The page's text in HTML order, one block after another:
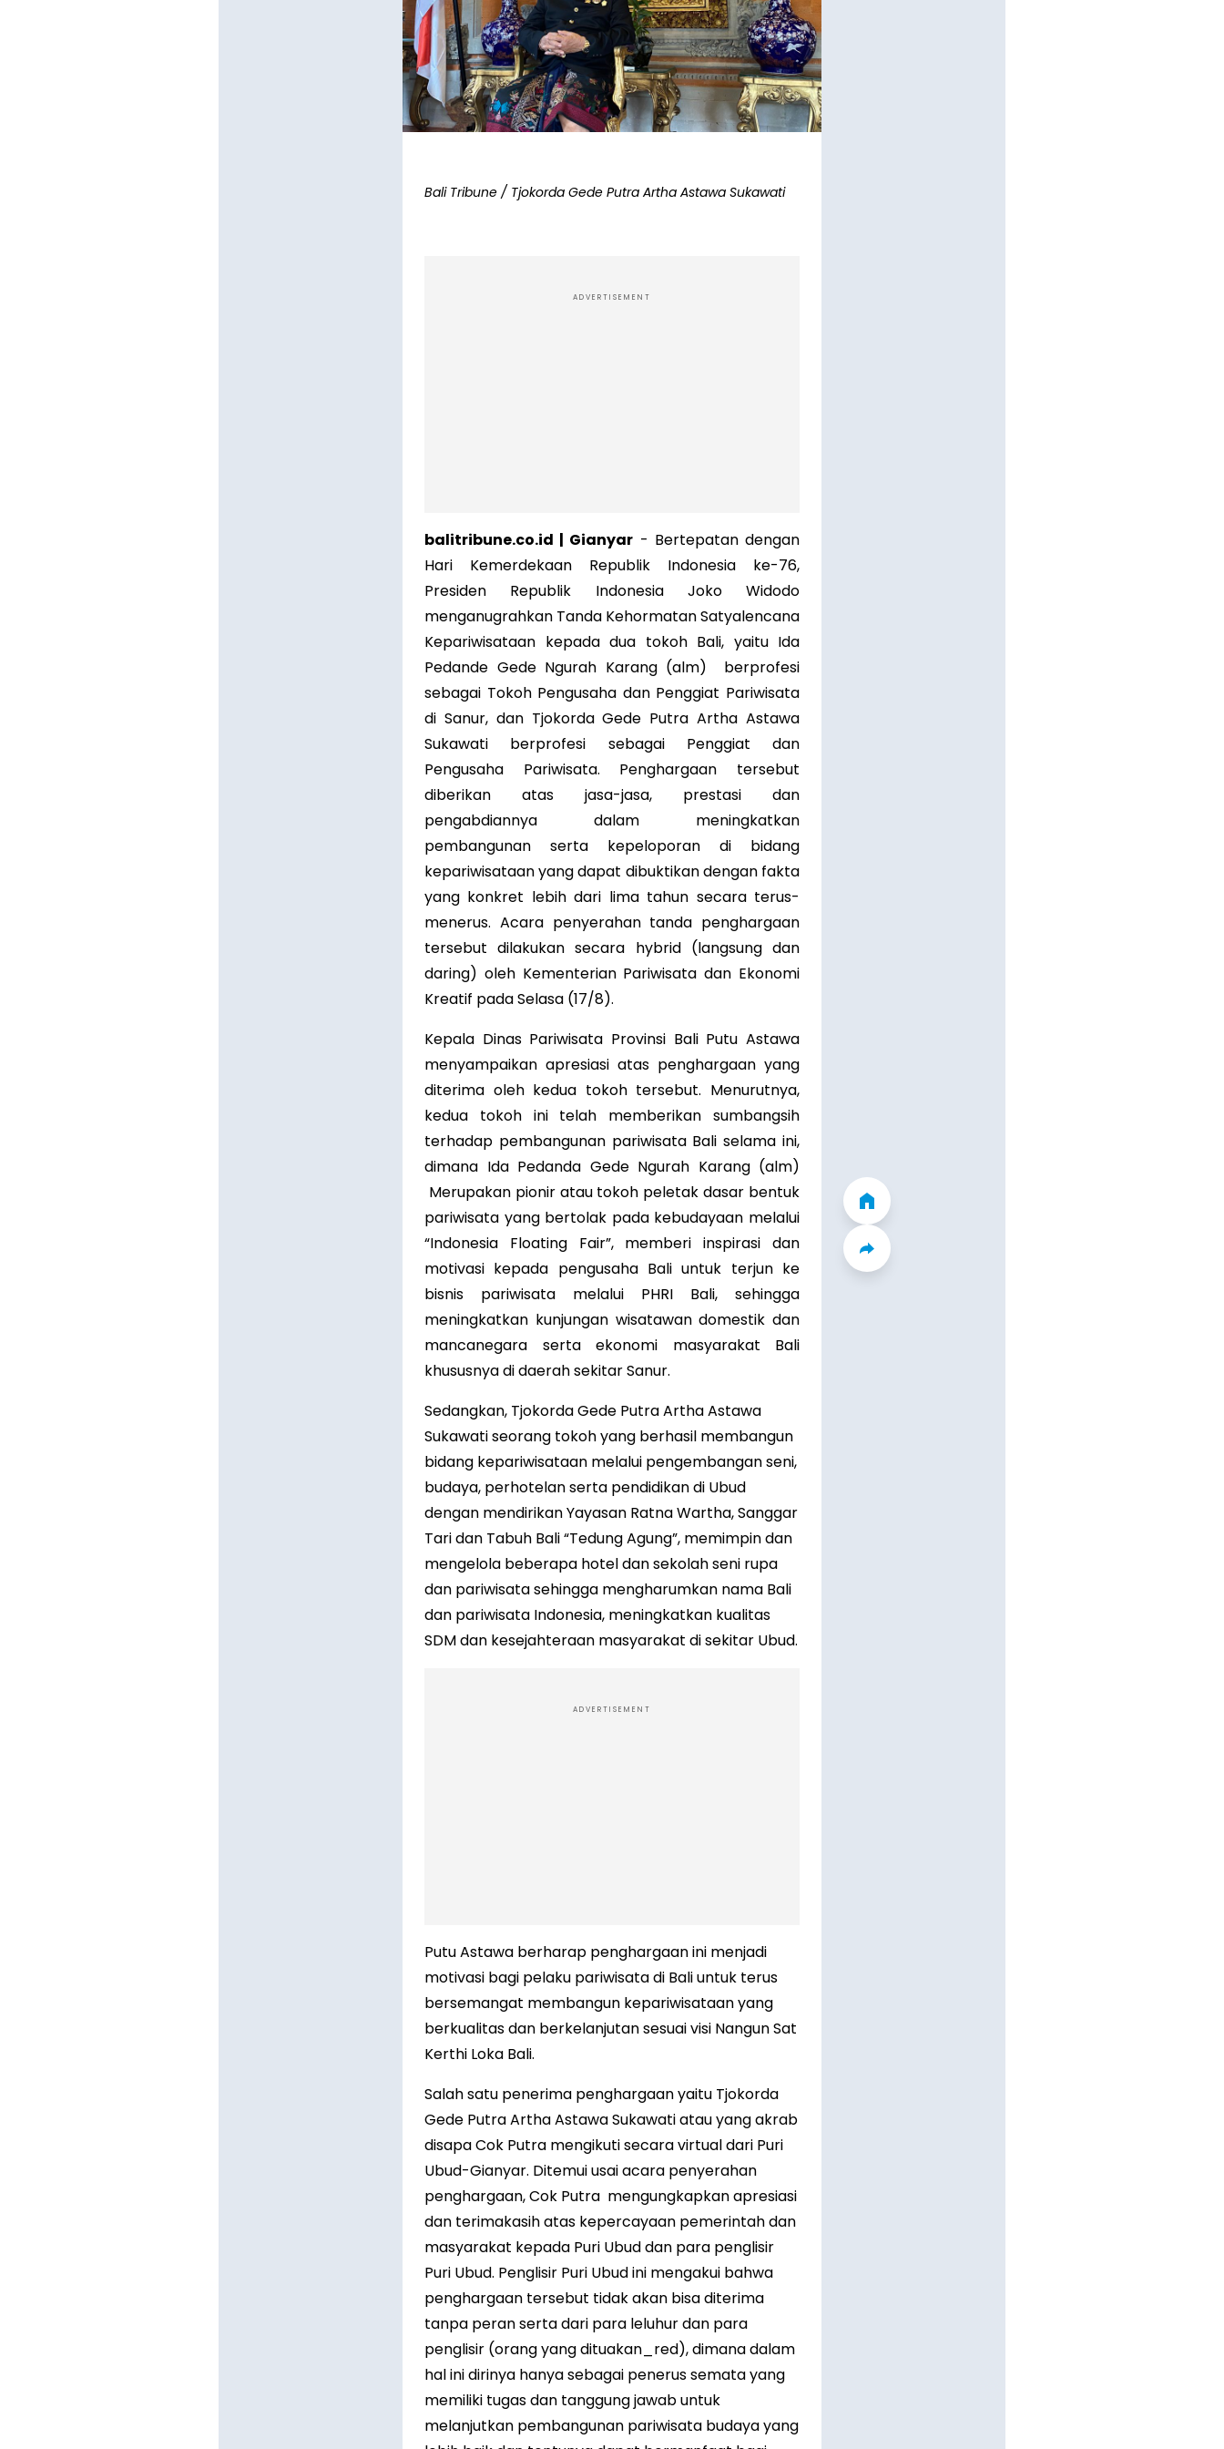
Bali Tribune / Tjokorda Gede Putra Artha Astawa Sukawati
ADVERTISEMENT
balitribune.co.id | Gianyar - Bertepatan dengan
Hari Kemerdekaan Republik Indonesia ke-76,
Presiden Republik Indonesia Joko Widodo
menganugrahkan Tanda Kehormatan Satyalencana
Kepariwisataan kepada dua tokoh Bali, yaitu Ida
Pedande Gede Ngurah Karang (alm) berprofesi
sebagai Tokoh Pengusaha dan Penggiat Pariwisata
di Sanur, dan Tjokorda Gede Putra Artha Astawa
Sukawati berprofesi sebagai Penggiat dan
Pengusaha Pariwisata. Penghargaan tersebut
diberikan atas jasa-jasa, prestasi dan
pengabdiannya dalam meningkatkan
pembangunan serta kepeloporan di bidang
kepariwisataan yang dapat dibuktikan dengan fakta
yang konkret lebih dari lima tahun secara terus-
menerus. Acara penyerahan tanda penghargaan
tersebut dilakukan secara hybrid (langsung dan
daring) oleh Kementerian Pariwisata dan Ekonomi
Kreatif pada Selasa (17/8).
Kepala Dinas Pariwisata Provinsi Bali Putu Astawa
menyampaikan apresiasi atas penghargaan yang
diterima oleh kedua tokoh tersebut. Menurutnya,
kedua tokoh ini telah memberikan sumbangsih
terhadap pembangunan pariwisata Bali selama ini,
dimana Ida Pedanda Gede Ngurah Karang (alm)
Merupakan pionir atau tokoh peletak dasar bentuk
pariwisata yang bertolak pada kebudayaan melalui
“Indonesia Floating Fair”, memberi inspirasi dan
motivasi kepada pengusaha Bali untuk terjun ke
bisnis pariwisata melalui PHRI Bali, sehingga
meningkatkan kunjungan wisatawan domestik dan
mancanegara serta ekonomi masyarakat Bali
khususnya di daerah sekitar Sanur.
Sedangkan, Tjokorda Gede Putra Artha Astawa
Sukawati seorang tokoh yang berhasil membangun
bidang kepariwisataan melalui pengembangan seni,
budaya, perhotelan serta pendidikan di Ubud
dengan mendirikan Yayasan Ratna Wartha, Sanggar
Tari dan Tabuh Bali “Tedung Agung”, memimpin dan
mengelola beberapa hotel dan sekolah seni rupa
dan pariwisata sehingga mengharumkan nama Bali
dan pariwisata Indonesia, meningkatkan kualitas
SDM dan kesejahteraan masyarakat di sekitar Ubud.
ADVERTISEMENT
Putu Astawa berharap penghargaan ini menjadi
motivasi bagi pelaku pariwisata di Bali untuk terus
bersemangat membangun kepariwisataan yang
berkualitas dan berkelanjutan sesuai visi Nangun Sat
Kerthi Loka Bali.
Salah satu penerima penghargaan yaitu Tjokorda
Gede Putra Artha Astawa Sukawati atau yang akrab
disapa Cok Putra mengikuti secara virtual dari Puri
Ubud-Gianyar. Ditemui usai acara penyerahan
penghargaan, Cok Putra mengungkapkan apresiasi
dan terimakasih atas kepercayaan pemerintah dan
masyarakat kepada Puri Ubud dan para penglisir
Puri Ubud. Penglisir Puri Ubud ini mengakui bahwa
penghargaan tersebut tidak akan bisa diterima
tanpa peran serta dari para leluhur dan para
penglisir (orang yang dituakan_red), dimana dalam
hal ini dirinya hanya sebagai penerus semata yang
memiliki tugas dan tanggung jawab untuk
melanjutkan pembangunan pariwisata budaya yang